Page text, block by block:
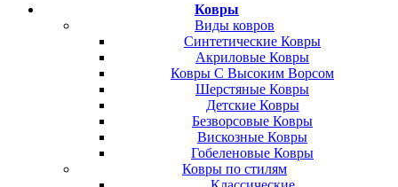
Ковры
Виды ковров
Синтетические Ковры
Акриловые Ковры
Ковры С Высоким Ворсом
Шерстяные Ковры
Детские Ковры
Безворсовые Ковры
Вискозные Ковры
Гобеленовые Ковры
Ковры по стилям